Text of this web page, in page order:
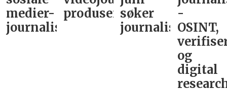
medier-
journalist
produsentsøker
journalist
-
OSINT,
og
digital